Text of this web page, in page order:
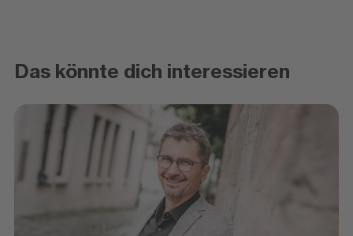
Das könnte dich interessieren